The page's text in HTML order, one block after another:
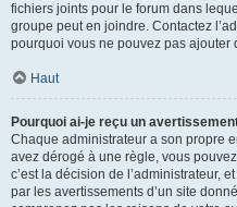
fichiers joints pour le forum dans
groupe peut en joindre. Contactez
pourquoi vous ne pouvez pas ajouter
Haut
Pourquoi ai-je reçu un
Chaque administrateur a son propre
avez dérogé à une règle, vous
c’est la décision de l’administrateur,
par les avertissements d’un site